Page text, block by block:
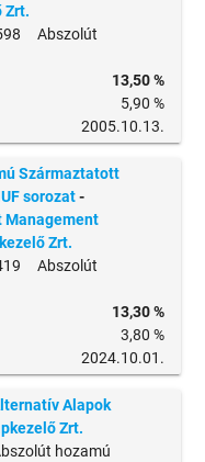
Zrt.
Abszolút
13,50 %
5,90 %
2005.10.13.
Származtatott
sorozat-
Management
Zrt.
Abszolút
13,30 %
3,80 %
2024.10.01.
Alapok
Zrt.
hozamú